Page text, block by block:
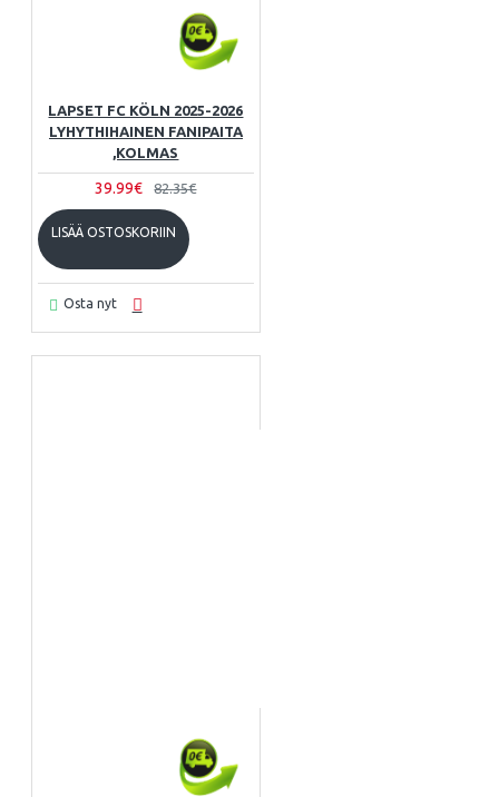
LAPSET FC KÖLN 2025-2026
LYHYTHIHAINEN FANIPAITA
,KOLMAS
39.99€ 82.35€
LISÄÄ OSTOSKORIIN
Osta nyt